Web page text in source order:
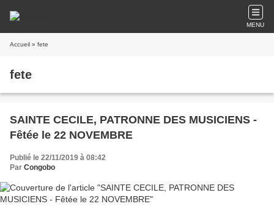
MENU
Accueil » fete
fete
SAINTE CECILE, PATRONNE DES MUSICIENS -
Fêtée le 22 NOVEMBRE
Publié le 22/11/2019 à 08:42
Par Congobo